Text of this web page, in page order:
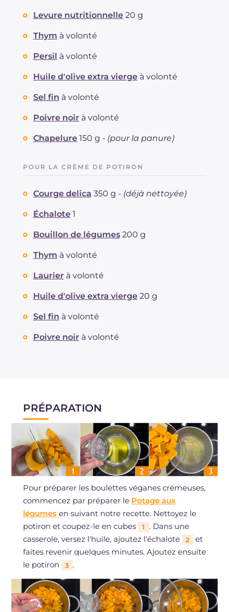
Levure nutritionnelle 20 g
Thym à volonté
Persil à volonté
Huile d'olive extra vierge à volonté
Sel fin à volonté
Poivre noir à volonté
Chapelure 150 g - (pour la panure)
POUR LA CRÈME DE POTIRON
Courge delica 350 g - (déjà nettoyée)
Échalote 1
Bouillon de légumes 200 g
Thym à volonté
Laurier à volonté
Huile d'olive extra vierge 20 g
Sel fin à volonté
Poivre noir à volonté
PRÉPARATION
Pour préparer les boulettes véganes crémeuses,
commencez par préparer le Potage aux
légumesen suivant notre recette. Nettoyez le
potiron et coupez-le en cubes
1
. Dans une
casserole, versez l'huile, ajoutez l'échalote
2
et
faites revenir quelques minutes. Ajoutez ensuite
le potiron
3 .